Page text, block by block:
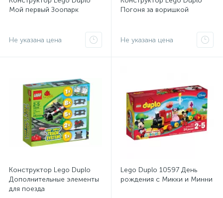
Мой первый Зоопарк
Не указана цена
Погоня за воришкой
Не указана цена
Конструктор Lego Duplo
Дополнительные элементы
для поезда
Lego Duplo 10597 День
рождения с Микки и Минни